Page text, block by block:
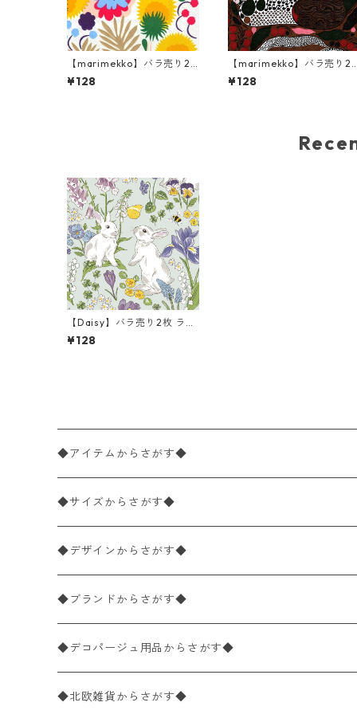
【marimekko】バラ売り2
枚 ランチサイズ ペーパーナ
プキン PIKKUKELLUKKA ホ
¥128
【marimekko】バラ売り2
枚 ランチサイズ ペーパーナ
プキン RUSAKKO ブラウン
¥128
【Daisy】バラ売り2枚 ラン
チサイズ ペーパーナプキン
Graphic Easter Bunnies a
¥128
◆アイテムからさがす◆
ペーパーナプキン2枚バラ売り
ペーパーナプキン1枚バラ売り
ペーパーナプキン20枚入りパック
ペーパーナプキン10枚入りパック
ライスペーパー
◆サイズからさがす◆
33×33cm（ランチサイズ）
バラ売り
パック売り
25×25cm（カクテルサイズ）
バラ売り
パック売り
40×40cm（ディナーサイズ）
バラ売り
21×21cm（ポケットサイズ）
◆デザインからさがす◆
花柄
植物・グリーン柄
動物・鳥・昆虫・蝶柄
◆ブランドからさがす◆
ドイツ製 IHR/イア
ランチサイズ
ドイツ製 Ambiente/アンビエンテ
◆デコパージュ用品からさがす◆
デコパージュ液
◆北欧雑貨からさがす◆